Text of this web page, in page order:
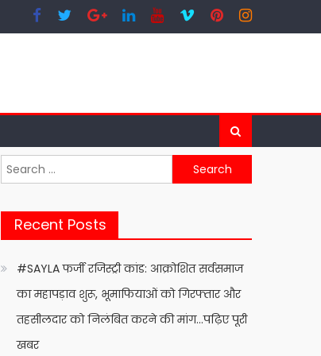
Search
for:
Recent Posts
#SAYLA फर्जी रजिस्ट्री कांड: आक्रोशित सर्वसमाज
का महापड़ाव शुरू, भूमाफियाओं को गिरफ्तार और
तहसीलदार को निलंबित करने की मांग…पढ़िए पूरी
खबर